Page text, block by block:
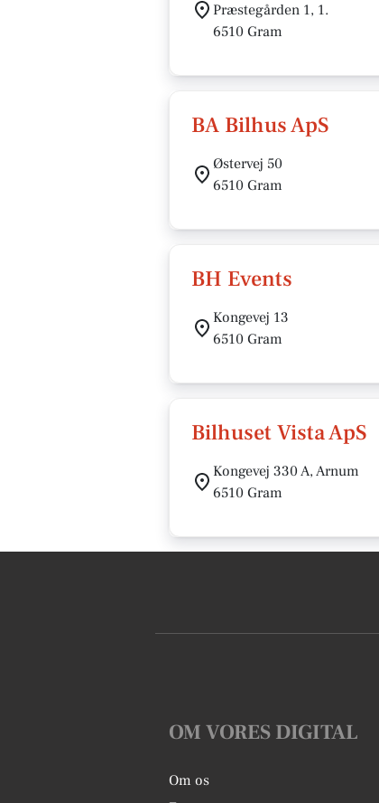
Præstegården 1, 1.
6510 Gram
BA Bilhus ApS
Østervej 50
6510 Gram
BH Events
Kongevej 13
6510 Gram
Bilhuset Vista ApS
Kongevej 330 A, Arnum
6510 Gram
OM VORES DIGITAL
Om os